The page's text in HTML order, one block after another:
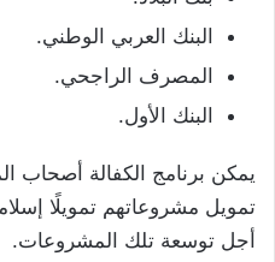
البنك العربي الوطني.
المصرف الراجحي.
البنك الأول.
يمكن برنامج الكفالة أصحاب
تمويل مشروعاتهم تمويلًا
أجل توسعة تلك المشروعات.